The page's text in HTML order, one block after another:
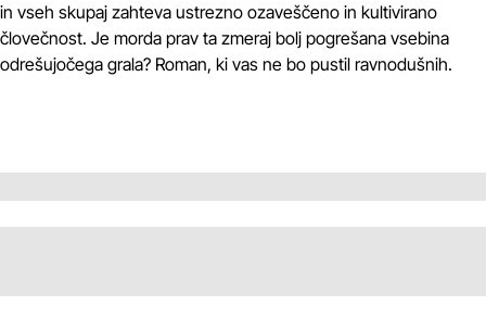
in vseh skupaj zahteva ustrezno ozaveščeno in kultivirano
človečnost. Je morda prav ta zmeraj bolj pogrešana vsebina
odrešujočega grala? Roman, ki vas ne bo pustil ravnodušnih.